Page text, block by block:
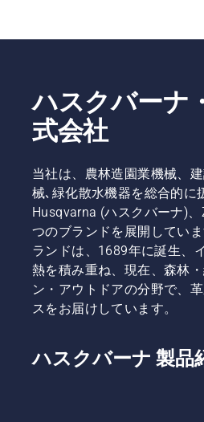
ハスクバーナ
式会社
当社は、農林造園業機械、
械､緑化散水機器を総合的に
Husqvarna (ハスクバーナ)
つのブランドを展開してい
ランドは、1689年に誕生、
熱を積み重ね、現在、森林
ン・アウトドアの分野で、
スをお届けしています。
ハスクバーナ 製品